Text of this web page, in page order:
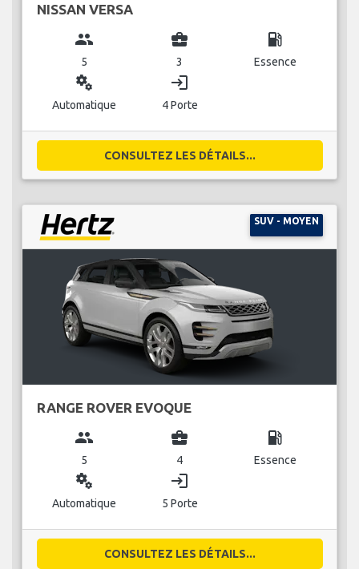
NISSAN VERSA
group
5
business_center
3
local_gas_station
Essence
miscellaneous_services
Automatique
login
4 Porte
CONSULTEZ LES DÉTAILS...
SUV - MOYEN
RANGE ROVER EVOQUE
group
5
business_center
4
local_gas_station
Essence
miscellaneous_services
Automatique
login
5 Porte
CONSULTEZ LES DÉTAILS...